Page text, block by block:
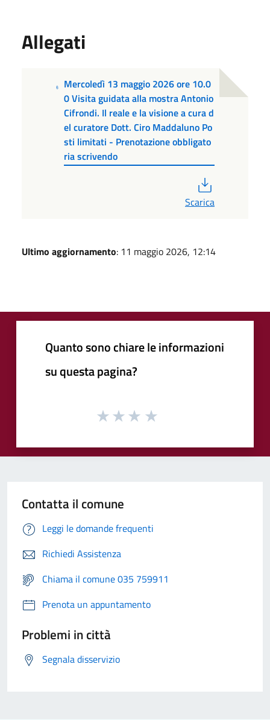
Allegati
Mercoledì 13 maggio 2026 ore 10.0
0 Visita guidata alla mostra Antonio
Cifrondi. Il reale e la visione a cura d
el curatore Dott. Ciro Maddaluno Po
sti limitati - Prenotazione obbligato
ria scrivendo
Scarica
Ultimo aggiornamento: 11 maggio 2026, 12:14
Quanto sono chiare le informazioni
su questa pagina?
Contatta il comune
Leggi le domande frequenti
Richiedi Assistenza
Chiama il comune 035 759911
Prenota un appuntamento
Problemi in città
Segnala disservizio